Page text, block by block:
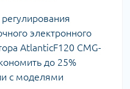
электронного
AtlanticF120 CMG-
до 25%
с моделями